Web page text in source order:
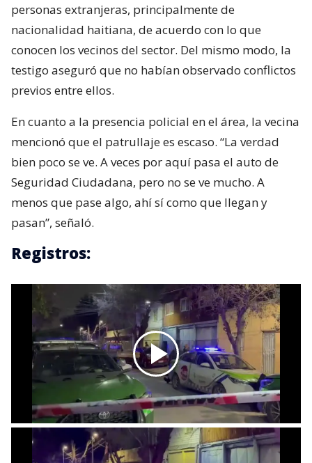
personas extranjeras, principalmente de
nacionalidad haitiana, de acuerdo con lo que
conocen los vecinos del sector. Del mismo modo, la
testigo aseguró que no habían observado conflictos
previos entre ellos.
En cuanto a la presencia policial en el área, la vecina
mencionó que el patrullaje es escaso. “La verdad
bien poco se ve. A veces por aquí pasa el auto de
Seguridad Ciudadana, pero no se ve mucho. A
menos que pase algo, ahí sí como que llegan y
pasan”, señaló.
Registros: